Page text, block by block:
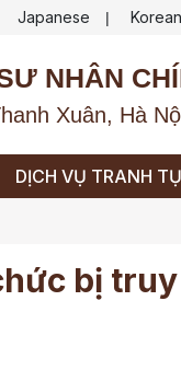
Japanese | Korean
NHÂN
Xuân, Hà
DỊCH VỤ TRANH
bị